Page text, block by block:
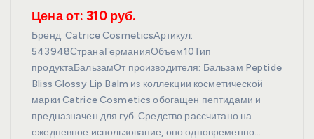
Цена от: 310 руб.
Бренд: Catrice CosmeticsАртикул:
543948СтранаГерманияОбъем10Тип
продуктаБальзамОт производителя: Бальзам Peptide
Bliss Glossy Lip Balm из коллекции косметической
марки Catrice Cosmetics обогащен пептидами и
предназначен для губ. Средство рассчитано на
ежедневное использование, оно одновременно…